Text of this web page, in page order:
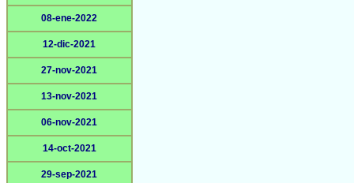
08-ene-2022
12-dic-2021
27-nov-2021
13-nov-2021
06-nov-2021
14-oct-2021
29-sep-2021